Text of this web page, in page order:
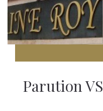
Parution